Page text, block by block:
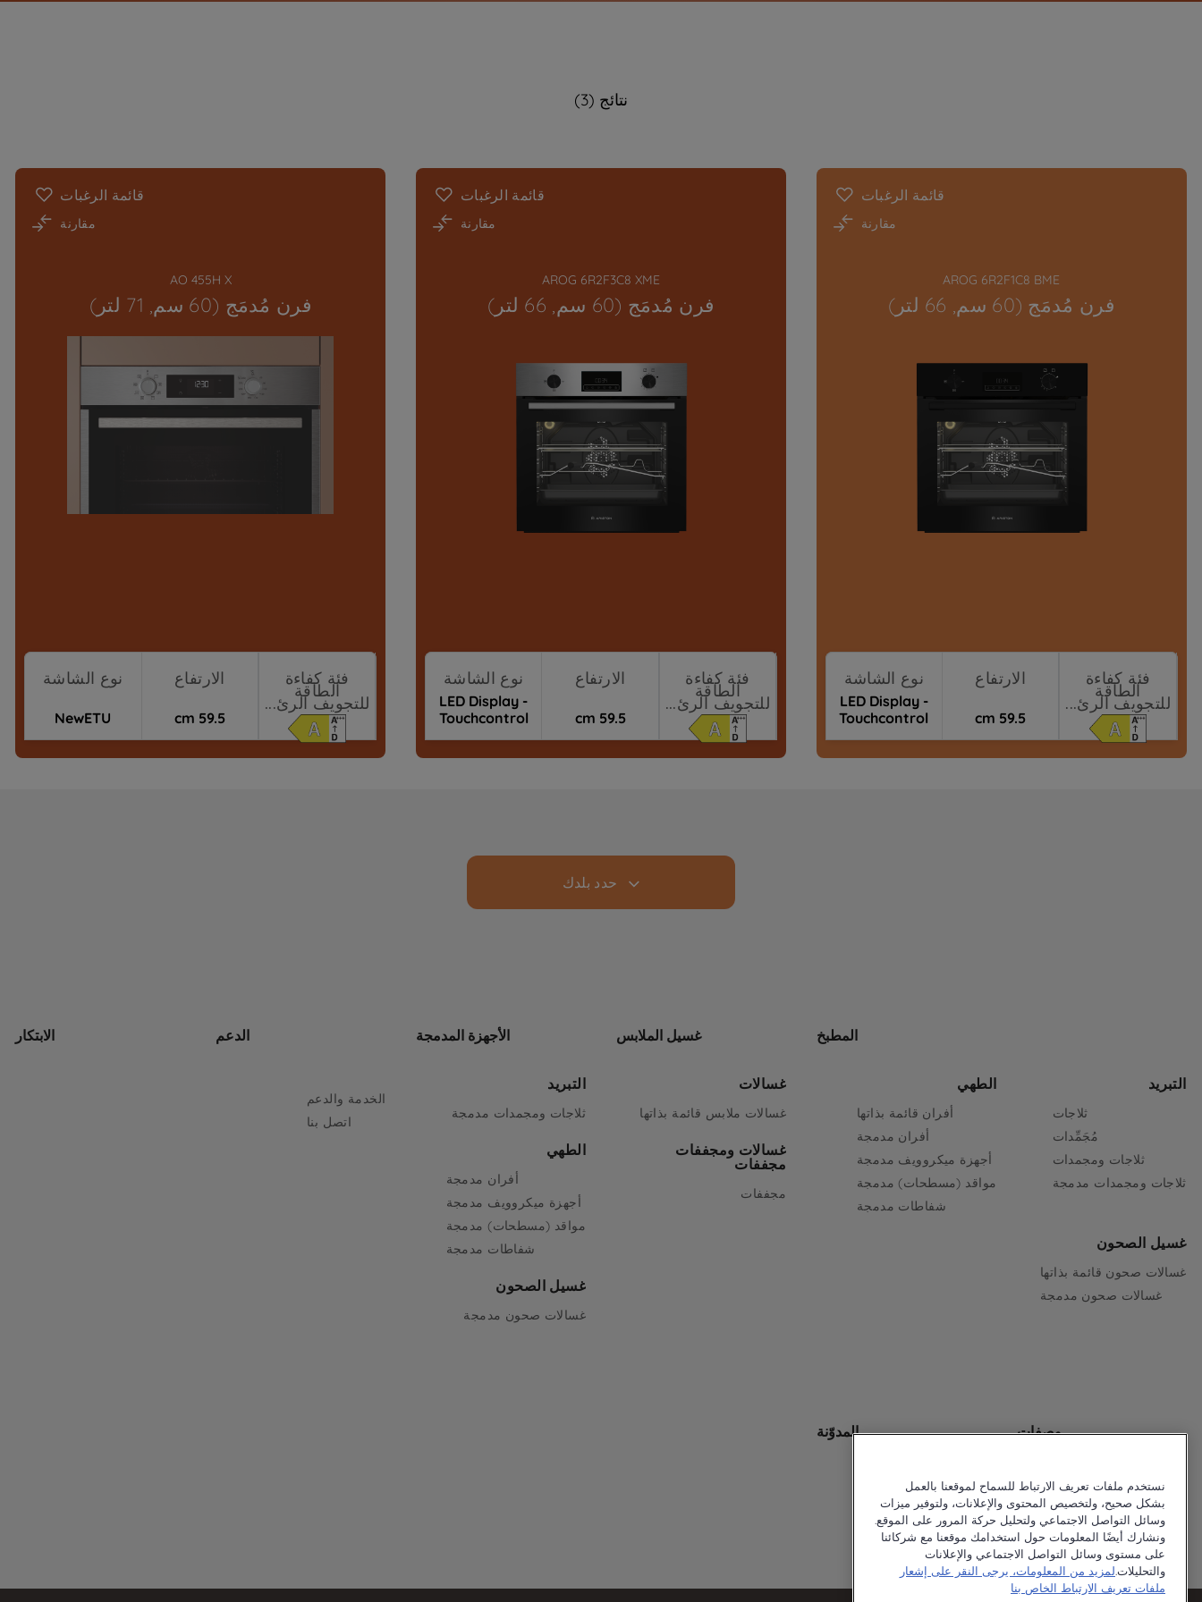
نتائج (3)
قائمة الرغبات
مقارنة
AROG 6R2F1C8 BME
فرن مُدمَج (60 سم, 66 لتر)
فئة كفاءة
الطاقة
للتجويف الرئ...
الارتفاع
59.5 cm
نوع الشاشة
LED Display -
Touchcontrol
قائمة الرغبات
مقارنة
AROG 6R2F3C8 XME
فرن مُدمَج (60 سم, 66 لتر)
فئة كفاءة
الطاقة
للتجويف الرئ...
الارتفاع
59.5 cm
نوع الشاشة
LED Display -
Touchcontrol
قائمة الرغبات
مقارنة
AO 455H X
فرن مُدمَج (60 سم, 71 لتر)
فئة كفاءة
الطاقة
للتجويف الرئ...
الارتفاع
59.5 cm
نوع الشاشة
NewETU
حدد بلدك
المطبخ
التبريد
ثلاجات
مُجَمِّدات
ثلاجات ومجمدات
ثلاجات ومجمدات مدمجة
الطهي
أفران قائمة بذاتها
أفران مدمجة
أجهزة ميكروويف مدمجة
مواقد (مسطحات) مدمجة
شفاطات مدمجة
غسيل الصحون
غسالات صحون قائمة بذاتها
غسالات صحون مدمجة
غسيل الملابس
غسالات
غسالات ملابس قائمة بذاتها
غسالات ومجففات
مجففات
مجففات
الأجهزة المدمجة
التبريد
ثلاجات ومجمدات مدمجة
الطهي
أفران مدمجة
أجهزة ميكروويف مدمجة
مواقد (مسطحات) مدمجة
شفاطات مدمجة
غسيل الصحون
غسالات صحون مدمجة
الدعم
الخدمة والدعم
اتصل بنا
الابتكار
وصفات المدوّنة
© 2026 Ariston
Privacy Policy
Cookie Policy
نستخدم ملفات تعريف الارتباط للسماح لموقعنا بالعمل
بشكل صحيح، ولتخصيص المحتوى والإعلانات، ولتوفير ميزات
وسائل التواصل الاجتماعي ولتحليل حركة المرور على الموقع.
ونشارك أيضًا المعلومات حول استخدامك موقعنا مع شركائنا
على مستوى وسائل التواصل الاجتماعي والإعلانات
والتحليلات.لمزيد من المعلومات، يرجى النقر على إشعار
ملفات تعريف الارتباط الخاص بنا